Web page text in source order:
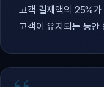
고객 결제액의 25%
고객이 유지되는 동안